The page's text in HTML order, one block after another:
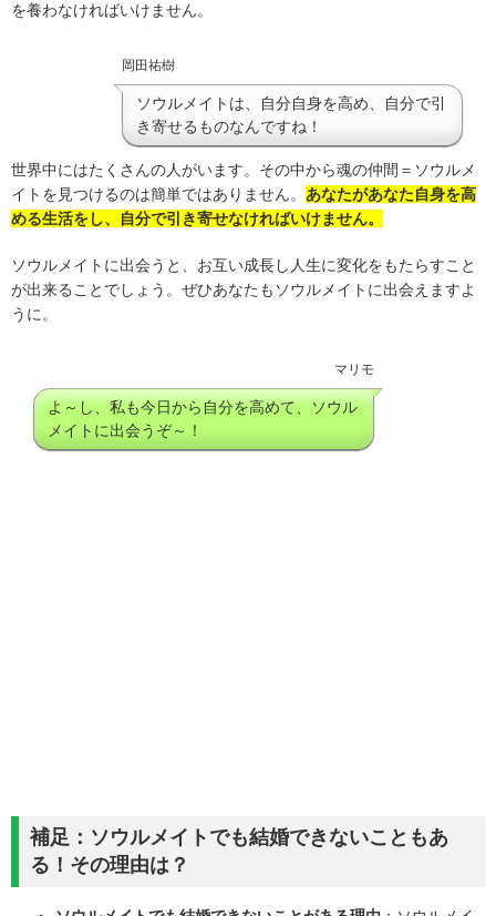
を養わなければいけません。
岡田祐樹
ソウルメイトは、自分自身を高め、自分で引
き寄せるものなんですね！
世界中にはたくさんの人がいます。その中から魂の仲間＝ソウルメ
イトを見つけるのは簡単ではありません。 あなたがあなた自身を高
める生活をし、自分で引き寄せなければいけません。
ソウルメイトに出会うと、お互い成長し人生に変化をもたらすこと
が出来ることでしょう。ぜひあなたもソウルメイトに出会えますよ
うに。
マリモ
よ～し、私も今日から自分を高めて、ソウル
メイトに出会うぞ～！
補足：ソウルメイトでも結婚できないこともあ
る！その理由は？